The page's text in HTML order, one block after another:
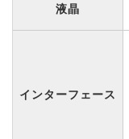
液晶
インターフェース